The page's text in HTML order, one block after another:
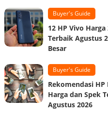
Buyer's Guide
12 HP Vivo Harga
Terbaik Agustus
Besar
Buyer's Guide
Rekomendasi HP
Harga dan Spek
Agustus 2026